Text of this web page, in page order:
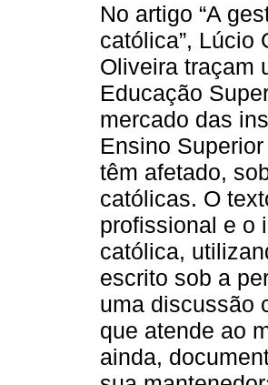
No artigo “A
católica”, Lúcio
Oliveira traçam
Educação
mercado das
Ensino
têm afetado,
católicas. O
profissional e o
católica,
escrito sob a
uma discussão
que atende ao
ainda,